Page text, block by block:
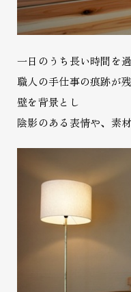
一日のうち長い時間を
職人の手仕事の痕跡が
壁を背景とし
陰影のある表情や、素